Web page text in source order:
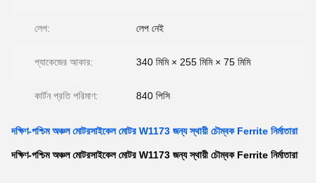
লেপ: লেপ নেই
প্যাকেজের আকার: 340 মিমি × 255 মিমি × 75 মিমি
কার্টন প্রতি পরিমাণ: 840 পিসি
দক্ষিণ-পশ্চিম অঞ্চল মোটরসাইকেল মোটর W1173 জন্য স্থায়ী চৌম্বক Ferrite নির্মাতারা
দক্ষিণ-পশ্চিম অঞ্চল মোটরসাইকেল মোটর W1173 জন্য স্থায়ী চৌম্বক Ferrite নির্মাতারা